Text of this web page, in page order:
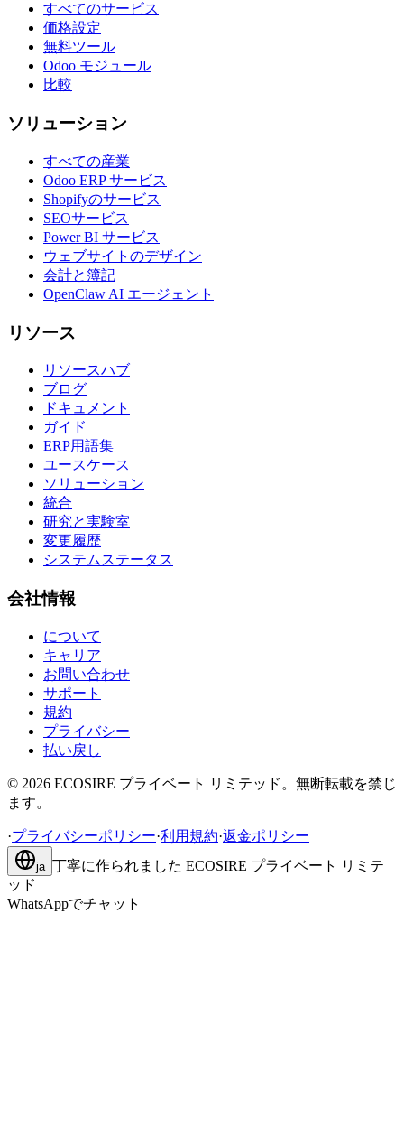
すべてのサービス
価格設定
無料ツール
Odoo モジュール
比較
ソリューション
すべての産業
Odoo ERP サービス
Shopifyのサービス
SEOサービス
Power BI サービス
ウェブサイトのデザイン
会計と簿記
OpenClaw AI エージェント
リソース
リソースハブ
ブログ
ドキュメント
ガイド
ERP用語集
ユースケース
ソリューション
統合
研究と実験室
変更履歴
システムステータス
会社情報
について
キャリア
お問い合わせ
サポート
規約
プライバシー
払い戻し
© 2026 ECOSIRE プライベート リミテッド。無断転載を禁じ
ます。
·プライバシーポリシー·利用規約·返金ポリシー
ja 丁寧に作られました ECOSIRE プライベート リミテ
ッド
WhatsAppでチャット